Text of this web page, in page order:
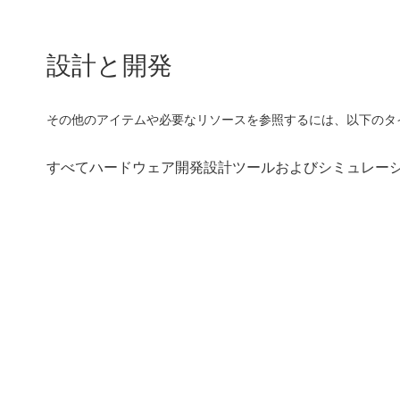
設計と開発
その他のアイテムや必要なリソースを参照するには、以下の